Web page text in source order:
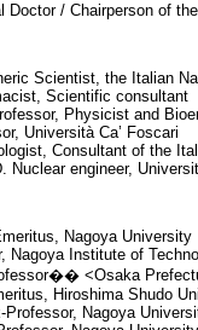
Doctor / Chairperson of
Scientist, the Italian
Scientific consultant
Physicist and
Università Ca’ Foscari
Consultant of the
Nuclear engineer,
Nagoya University
Nagoya Institute of
<Osaka
Hiroshima Shudo
Professor, Nagoya